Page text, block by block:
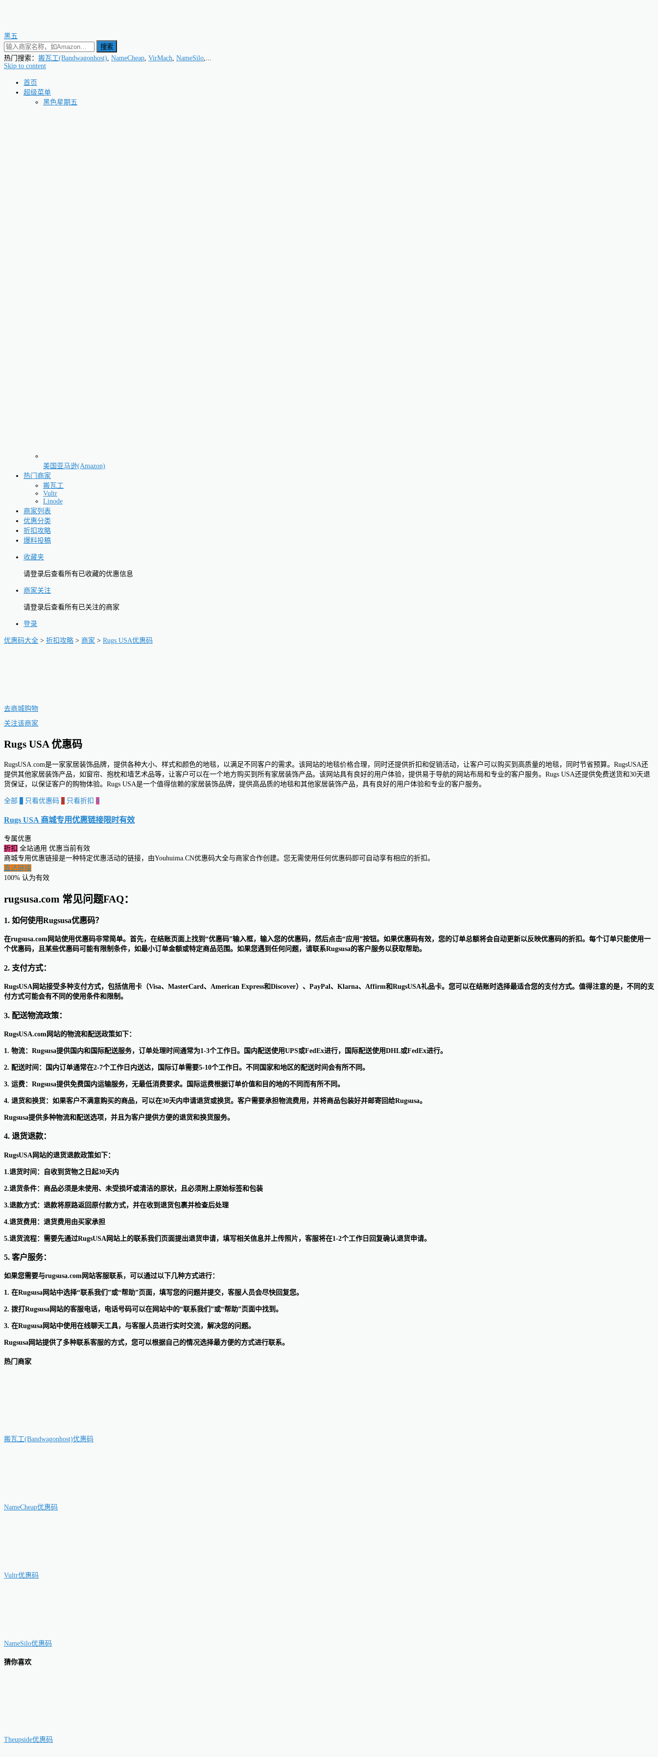
黑五
搜索
热门搜索： 搬瓦工(Bandwagonhost), NameCheap, VirMach, NameSilo,...
Skip to content
首页
超级菜单
黑色星期五
美国亚马逊(Amazon)
热门商家
搬瓦工
Vultr
Linode
商家列表
优惠分类
折扣攻略
爆料投稿
收藏夹
请登录后查看所有已收藏的优惠信息
商家关注
请登录后查看所有已关注的商家
登录
优惠码大全 > 折扣攻略 > 商家 > Rugs USA优惠码
去商城购物
关注该商家
Rugs USA 优惠码
RugsUSA.com是一家家居装饰品牌，提供各种大小、样式和颜色的地毯，以满足不同客户的需求。该网站的地毯价格合理，同时还提供折扣和促销活动，让客户可以购买到高质量的地毯，同时节省预算。RugsUSA还
提供其他家居装饰产品，如窗帘、抱枕和墙艺术品等，让客户可以在一个地方购买到所有家居装饰产品。该网站具有良好的用户体验，提供易于导航的网站布局和专业的客户服务。Rugs USA还提供免费送货和30天退
货保证，以保证客户的购物体验。Rugs USA是一个值得信赖的家居装饰品牌，提供高品质的地毯和其他家居装饰产品，具有良好的用户体验和专业的客户服务。
全部 只看优惠码 0 只看折扣 0
Rugs USA 商城专用优惠链接限时有效
专属优惠
折扣 全站通用 优惠当前有效
商城专用优惠链接是一种特定优惠活动的链接，由Youhuima.CN优惠码大全与商家合作创建。您无需使用任何优惠码即可自动享有相应的折扣。
直达链接
100% 认为有效
rugsusa.com 常见问题FAQ：
1. 如何使用Rugsusa优惠码？
在rugsusa.com网站使用优惠码非常简单。首先，在结账页面上找到“优惠码”输入框，输入您的优惠码，然后点击“应用”按钮。如果优惠码有效，您的订单总额将会自动更新以反映优惠码的折扣。每个订单只能使用一
个优惠码，且某些优惠码可能有限制条件，如最小订单金额或特定商品范围。如果您遇到任何问题，请联系Rugsusa的客户服务以获取帮助。
2. 支付方式：
RugsUSA网站接受多种支付方式，包括信用卡（Visa、MasterCard、American Express和Discover）、PayPal、Klarna、Affirm和RugsUSA礼品卡。您可以在结账时选择最适合您的支付方式。值得注意的是，不同的支
付方式可能会有不同的使用条件和限制。
3. 配送物流政策：
RugsUSA.com网站的物流和配送政策如下：
1. 物流：Rugsusa提供国内和国际配送服务，订单处理时间通常为1-3个工作日。国内配送使用UPS或FedEx进行，国际配送使用DHL或FedEx进行。
2. 配送时间：国内订单通常在2-7个工作日内送达，国际订单需要5-10个工作日。不同国家和地区的配送时间会有所不同。
3. 运费：Rugsusa提供免费国内运输服务，无最低消费要求。国际运费根据订单价值和目的地的不同而有所不同。
4. 退货和换货：如果客户不满意购买的商品，可以在30天内申请退货或换货。客户需要承担物流费用，并将商品包装好并邮寄回给Rugsusa。
Rugsusa提供多种物流和配送选项，并且为客户提供方便的退货和换货服务。
4. 退货退款：
RugsUSA网站的退货退款政策如下：
1.退货时间：自收到货物之日起30天内
2.退货条件：商品必须是未使用、未受损坏或清洁的原状，且必须附上原始标签和包装
3.退款方式：退款将原路返回原付款方式，并在收到退货包裹并检查后处理
4.退货费用：退货费用由买家承担
5.退货流程：需要先通过RugsUSA网站上的联系我们页面提出退货申请，填写相关信息并上传照片，客服将在1-2个工作日回复确认退货申请。
5. 客户服务：
如果您需要与rugsusa.com网站客服联系，可以通过以下几种方式进行：
1. 在Rugsusa网站中选择“联系我们”或“帮助”页面，填写您的问题并提交，客服人员会尽快回复您。
2. 拨打Rugsusa网站的客服电话，电话号码可以在网站中的“联系我们”或“帮助”页面中找到。
3. 在Rugsusa网站中使用在线聊天工具，与客服人员进行实时交流，解决您的问题。
Rugsusa网站提供了多种联系客服的方式，您可以根据自己的情况选择最方便的方式进行联系。
热门商家
搬瓦工(Bandwagonhost)优惠码
NameCheap优惠码
Vultr优惠码
NameSilo优惠码
猜你喜欢
Theupside优惠码